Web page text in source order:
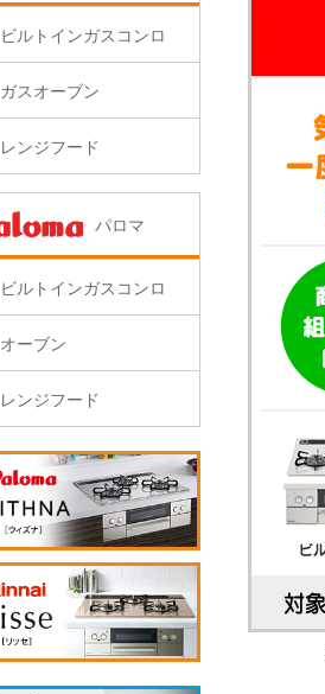
ビルトインガスコンロ
ガスオーブン
レンジフード
パロマ
ビルトインガスコンロ
オーブン
レンジフード